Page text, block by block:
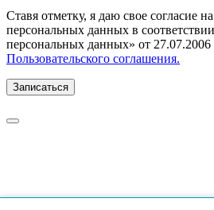
Ставя отметку, я даю свое согласие
персональных данных в
персональных данных» от
Пользовательского соглашения.
Записаться